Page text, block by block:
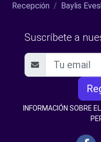
Recepción Baylis
Suscríbete a
INFORMACIÓN SOBRE